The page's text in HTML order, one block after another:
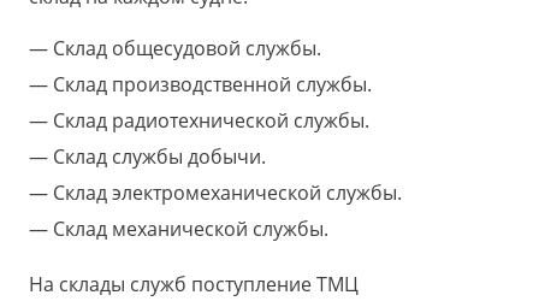
Склад общесудовой службы.
Склад производственной службы.
Склад радиотехнической службы.
Склад службы добычи.
Склад электромеханической службы.
Склад механической службы.
На склады служб поступление ТМЦ